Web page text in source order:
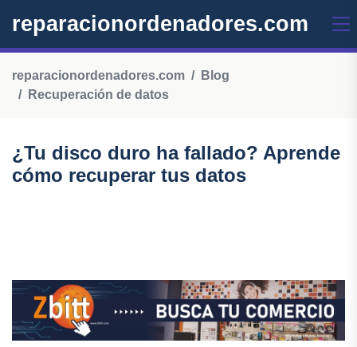
reparacionordenadores.com
reparacionordenadores.com
Blog
Recuperación de datos
¿Tu disco duro ha fallado? Aprende
cómo recuperar tus datos